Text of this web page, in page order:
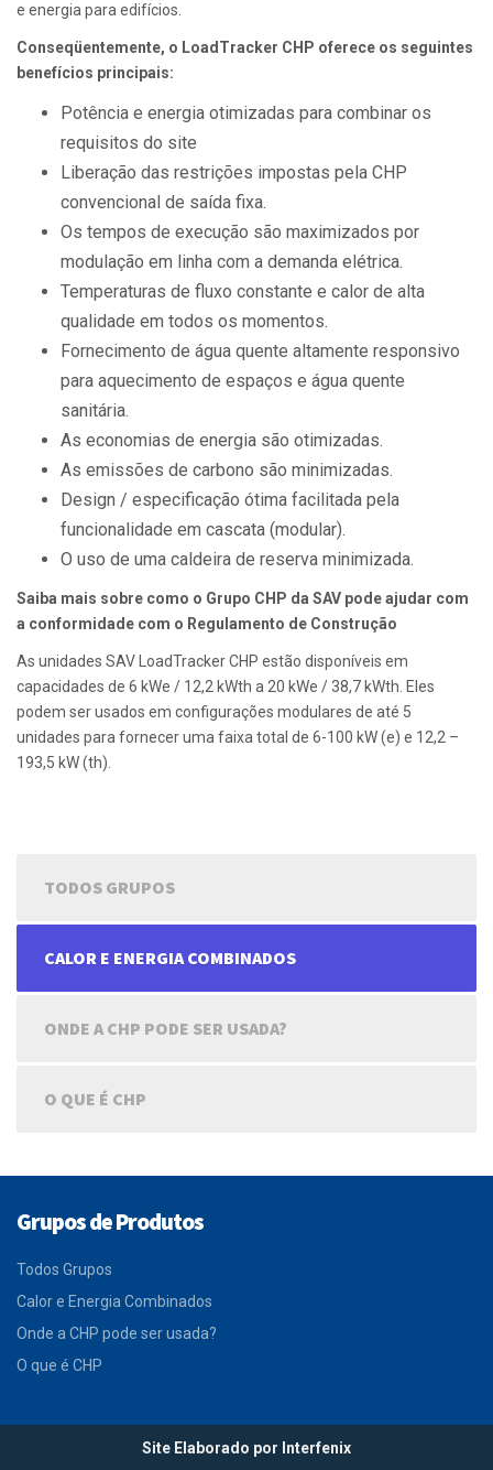
e energia para edifícios.
Conseqüentemente, o LoadTracker CHP oferece os seguintes
benefícios principais:
Potência e energia otimizadas para combinar os
requisitos do site
Liberação das restrições impostas pela CHP
convencional de saída fixa.
Os tempos de execução são maximizados por
modulação em linha com a demanda elétrica.
Temperaturas de fluxo constante e calor de alta
qualidade em todos os momentos.
Fornecimento de água quente altamente responsivo
para aquecimento de espaços e água quente
sanitária.
As economias de energia são otimizadas.
As emissões de carbono são minimizadas.
Design / especificação ótima facilitada pela
funcionalidade em cascata (modular).
O uso de uma caldeira de reserva minimizada.
Saiba mais sobre como o Grupo CHP da SAV pode ajudar com
a conformidade com o Regulamento de Construção
As unidades SAV LoadTracker CHP estão disponíveis em
capacidades de 6 kWe / 12,2 kWth a 20 kWe / 38,7 kWth. Eles
podem ser usados ​​em configurações modulares de até 5
unidades para fornecer uma faixa total de 6-100 kW (e) e 12,2 –
193,5 kW (th).
TODOS GRUPOS
CALOR E ENERGIA COMBINADOS
ONDE A CHP PODE SER USADA?
O QUE É CHP
Grupos de Produtos
Todos Grupos
Calor e Energia Combinados
Onde a CHP pode ser usada?
O que é CHP
Site Elaborado por Interfenix